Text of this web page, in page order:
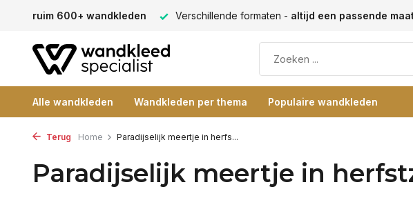
ruim 600+ wandkleden Verschillende formaten - altijd een passende
Alle wandkleden Wandkleden per thema Populaire wandkleden
Terug Home Paradijselijk meertje in herfs...
Paradijselijk meertje in